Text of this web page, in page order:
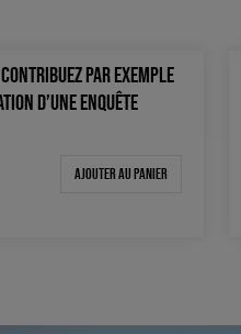
PAR EXEMPLE
D’UNE ENQUÊTE
Ajouter au panier